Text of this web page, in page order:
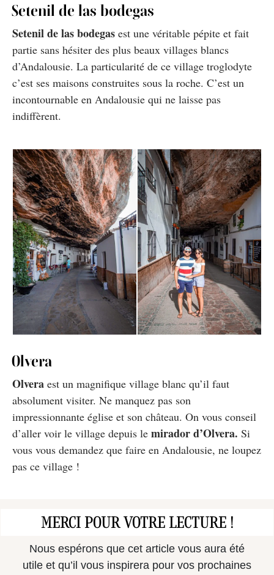
Setenil de las bodegas
Setenil de las bodegas est une véritable pépite et fait
partie sans hésiter des plus beaux villages blancs
d’Andalousie. La particularité de ce village troglodyte
c’est ses maisons construites sous la roche. C’est un
incontournable en Andalousie qui ne laisse pas
indiffèrent.
Olvera
Olvera est un magnifique village blanc qu’il faut
absolument visiter. Ne manquez pas son
impressionnante église et son château. On vous conseil
d’aller voir le village depuis le mirador d’Olvera. Si
vous vous demandez que faire en Andalousie, ne loupez
pas ce village !
MERCI POUR VOTRE LECTURE !
Nous espérons que cet article vous aura été
utile et qu’il vous inspirera pour vos prochaines